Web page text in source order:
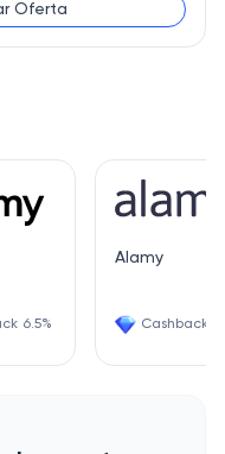
6.5%
Alamy
Cashback
Oferta